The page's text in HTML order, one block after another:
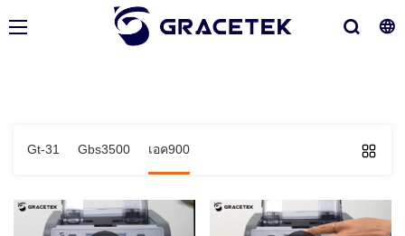
Gt-31 Gbs3500 เอค900